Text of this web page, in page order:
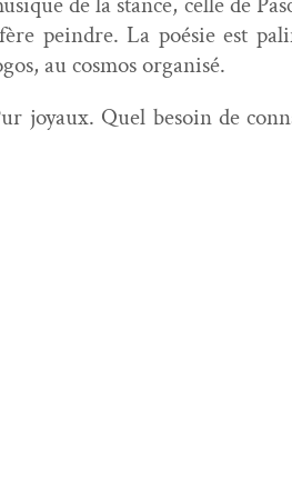
pein­dre. La poésie est
au cos­mos organisé.
joy­aux. Quel besoin de